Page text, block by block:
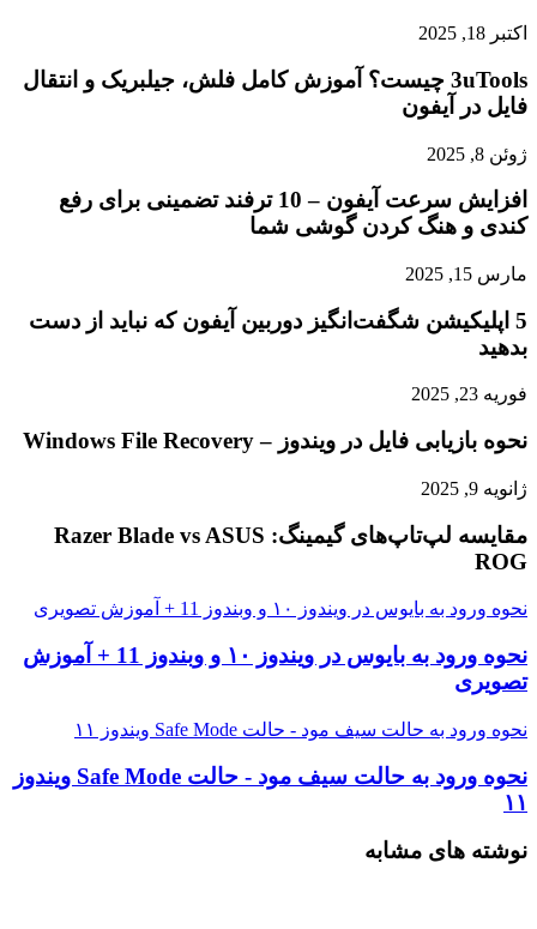
اکتبر 18, 2025
3uTools چیست؟ آموزش کامل فلش، جیلبریک و انتقال
فایل در آیفون
ژوئن 8, 2025
افزایش سرعت آیفون – 10 ترفند تضمینی برای رفع
کندی و هنگ کردن گوشی شما
مارس 15, 2025
5 اپلیکیشن شگفت‌انگیز دوربین آیفون که نباید از دست
بدهید
فوریه 23, 2025
نحوه بازیابی فایل در ویندوز – Windows File Recovery
ژانویه 9, 2025
مقایسه لپ‌تاپ‌های گیمینگ: Razer Blade vs ASUS
ROG
نحوه ورود به بایوس در ویندوز ۱۰ و وبندوز 11 + آموزش تصویری
نحوه ورود به بایوس در ویندوز ۱۰ و وبندوز 11 + آموزش
تصویری
نحوه ورود به حالت سیف مود - حالت Safe Mode ویندوز ۱۱
نحوه ورود به حالت سیف مود - حالت Safe Mode ویندوز
۱۱
نوشته های مشابه